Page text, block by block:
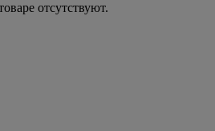
отсутствуют.